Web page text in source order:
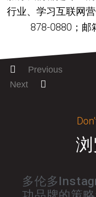
行业、学习互联网
878-0880；邮
Previous
Next
多伦多